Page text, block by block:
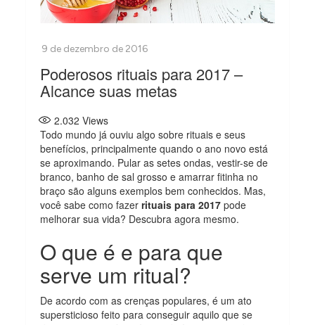
Poderosos rituais para 2017 –
Alcance suas metas
2.032 Views
Todo mundo já ouviu algo sobre rituais e seus
benefícios, principalmente quando o ano novo está
se aproximando. Pular as setes ondas, vestir-se de
branco, banho de sal grosso e amarrar fitinha no
braço são alguns exemplos bem conhecidos. Mas,
você sabe como fazerrituais para 2017 pode
melhorar sua vida? Descubra agora mesmo.
O que é e para que
serve um ritual?
De acordo com as crenças populares, é um ato
supersticioso feito para conseguir aquilo que se